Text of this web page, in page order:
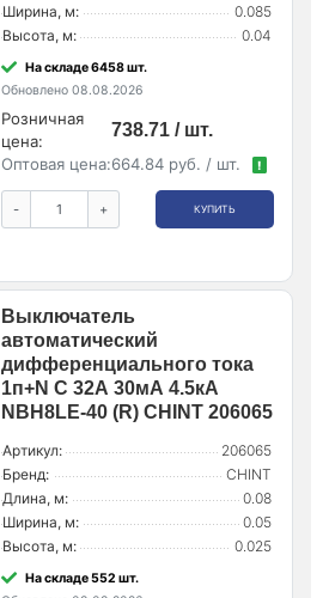
Ширина, м:
0.085
Высота, м:
0.04
На складе 6458 шт.
Обновлено 08.08.2026
Розничная
цена:
738.71 / шт.
Оптовая цена:664.84 руб. / шт. !
- + КУПИТЬ
Выключатель
автоматический
дифференциального тока
1п+N C 32А 30мА 4.5кА
NBH8LE-40 (R) CHINT 206065
Артикул:
206065
Бренд:
CHINT
Длина, м:
0.08
Ширина, м:
0.05
Высота, м:
0.025
На складе 552 шт.